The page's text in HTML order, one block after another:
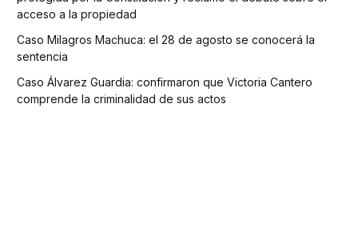
acceso a la propiedad
Caso Milagros Machuca: el 28 de agosto se conocerá la
sentencia
Caso Álvarez Guardia: confirmaron que Victoria Cantero
comprende la criminalidad de sus actos